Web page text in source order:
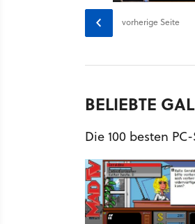
vorherige Seite
BELIEBTE
Die 100 besten